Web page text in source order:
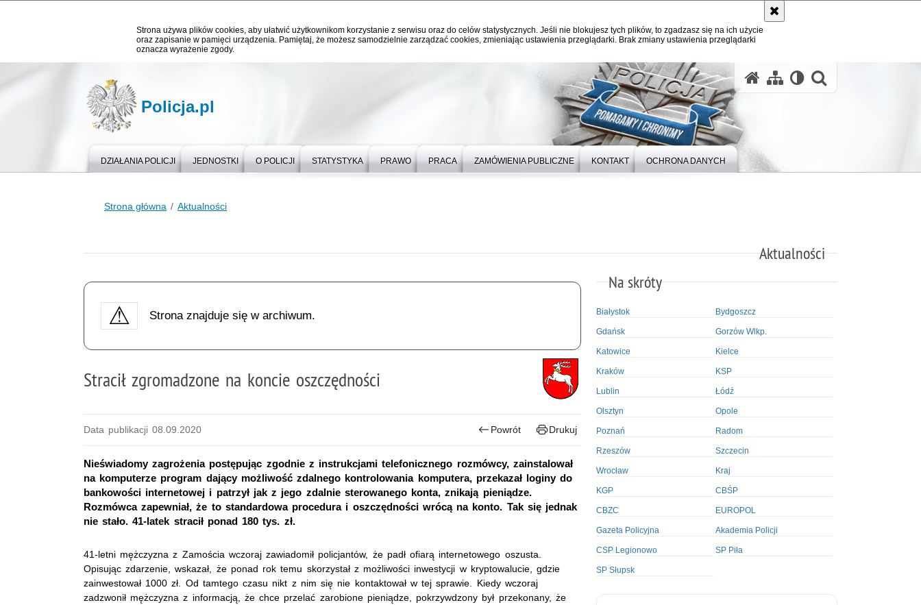
Strona używa plików cookies, aby ułatwić użytkownikom korzystanie z serwisu oraz do celów statystycznych. Jeśli nie blokujesz tych plików, to zgadzasz się na ich użycie
oraz zapisanie w pamięci urządzenia. Pamiętaj, że możesz samodzielnie zarządzać cookies, zmieniając ustawienia przeglądarki. Brak zmiany ustawienia przeglądarki
oznacza wyrażenie zgody.
Policja.pl
DZIAŁANIA POLICJI JEDNOSTKI O POLICJI STATYSTYKA PRAWO PRACA ZAMÓWIENIA PUBLICZNE KONTAKT OCHRONA DANYCH
Strona główna Aktualności
Aktualności
Strona znajduje się w archiwum.
Stracił zgromadzone na koncie oszczędności
Data publikacji 08.09.2020 Powrót Drukuj
Nieświadomy zagrożenia postępując zgodnie z instrukcjami telefonicznego rozmówcy, zainstalował
na komputerze program dający możliwość zdalnego kontrolowania komputera, przekazał loginy do
bankowości internetowej i patrzył jak z jego zdalnie sterowanego konta, znikają pieniądze.
Rozmówca zapewniał, że to standardowa procedura i oszczędności wrócą na konto. Tak się jednak
nie stało. 41-latek stracił ponad 180 tys. zł.
41-letni mężczyzna z Zamościa wczoraj zawiadomił policjantów, że padł ofiarą internetowego oszusta.
Opisując zdarzenie, wskazał, że ponad rok temu skorzystał z możliwości inwestycji w kryptowalucie, gdzie
zainwestował 1000 zł. Od tamtego czasu nikt z nim się nie kontaktował w tej sprawie. Kiedy wczoraj
zadzwonił mężczyzna z informacją, że chce przelać zarobione pieniądze, pokrzywdzony był przekonany, że
Na skróty
Białystok Bydgoszcz
Gdańsk Gorzów Wlkp.
Katowice Kielce
Kraków KSP
Lublin Łódź
Olsztyn Opole
Poznań Radom
Rzeszów Szczecin
Wrocław Kraj
KGP CBŚP
CBZC EUROPOL
Gazeta Policyjna Akademia Policji
CSP Legionowo SP Piła
SP Słupsk